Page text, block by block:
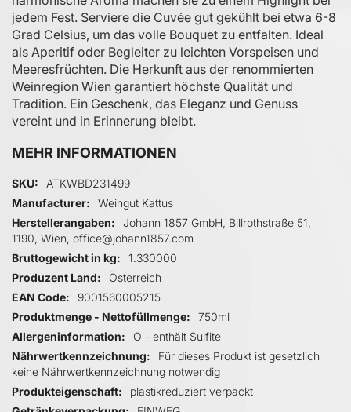
jedem Fest. Serviere die Cuvée gut gekühlt bei etwa 6-8
Grad Celsius, um das volle Bouquet zu entfalten. Ideal
als Aperitif oder Begleiter zu leichten Vorspeisen und
Meeresfrüchten. Die Herkunft aus der renommierten
Weinregion Wien garantiert höchste Qualität und
Tradition. Ein Geschenk, das Eleganz und Genuss
vereint und in Erinnerung bleibt.
MEHR INFORMATIONEN
Mehr Informationen
SKU
ATKWBD231499
Manufacturer
Weingut Kattus
Herstellerangaben
Johann 1857 GmbH, Billrothstraße 51,
1190, Wien, office@johann1857.com
Bruttogewicht in kg
1.330000
Produzent Land
Österreich
EAN Code
9001560005215
Produktmenge - Nettofüllmenge
750ml
Allergeninformation
O - enthält Sulfite
Nährwertkennzeichnung
Für dieses Produkt ist gesetzlich
keine Nährwertkennzeichnung notwendig
Produkteigenschaft
plastikreduziert verpackt